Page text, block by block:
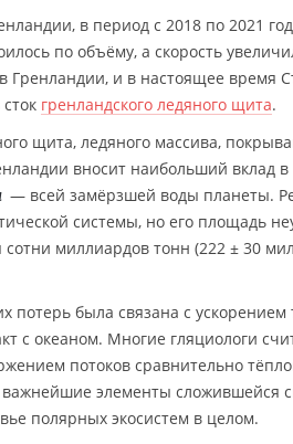
в период с 2018 по 2021
по объёму, а скорость
и в настоящее время
гренландского ледяного щита.
щита, ледяного массива,
вносит наибольший вклад в
— всей замёрзшей воды планеты.
системы, но его площадь
миллиардов тонн (222 ± 30
потерь была связана с ускорением
с океаном. Многие гляциологи
потоков сравнительно
элементы сложившейся
полярных экосистем в целом.